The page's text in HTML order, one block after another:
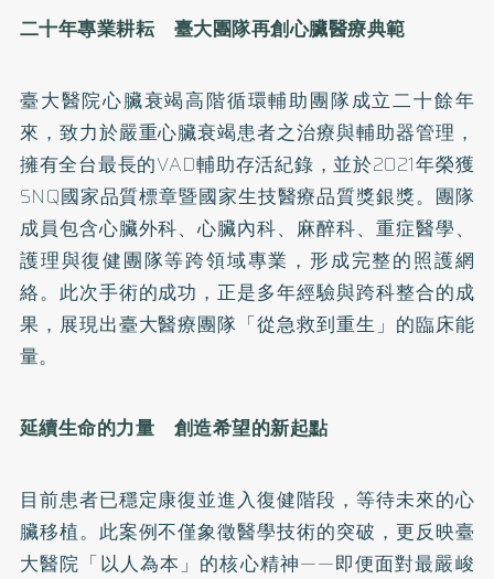
二十年專業耕耘 臺大團隊再創心臟醫療典範
臺大醫院心臟衰竭高階循環輔助團隊成立二十餘年
來，致力於嚴重心臟衰竭患者之治療與輔助器管理，
擁有全台最長的VAD輔助存活紀錄，並於2021年榮獲
SNQ國家品質標章暨國家生技醫療品質獎銀獎。團隊
成員包含心臟外科、心臟內科、麻醉科、重症醫學、
護理與復健團隊等跨領域專業，形成完整的照護網
絡。此次手術的成功，正是多年經驗與跨科整合的成
果，展現出臺大醫療團隊「從急救到重生」的臨床能
量。
延續生命的力量 創造希望的新起點
目前患者已穩定康復並進入復健階段，等待未來的心
臟移植。此案例不僅象徵醫學技術的突破，更反映臺
大醫院「以人為本」的核心精神——即便面對最嚴峻